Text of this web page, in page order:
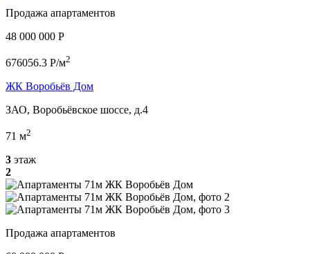
Продажа апартаментов
48 000 000 P
676056.3 P/м2
ЖК Воробьёв Дом
ЗАО, Воробьёвское шоссе, д.4
71 м2
3 этаж
2
Продажа апартаментов